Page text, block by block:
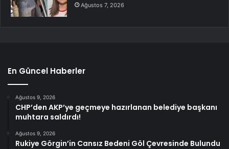
Ağustos 7, 2026
En Güncel Haberler
Ağustos 9, 2026
CHP’den AKP’ye geçmeye hazırlanan belediye başkanı
muhtara saldırdı!
Ağustos 9, 2026
Rukiye Görgin’in Cansız Bedeni Göl Çevresinde Bulundu